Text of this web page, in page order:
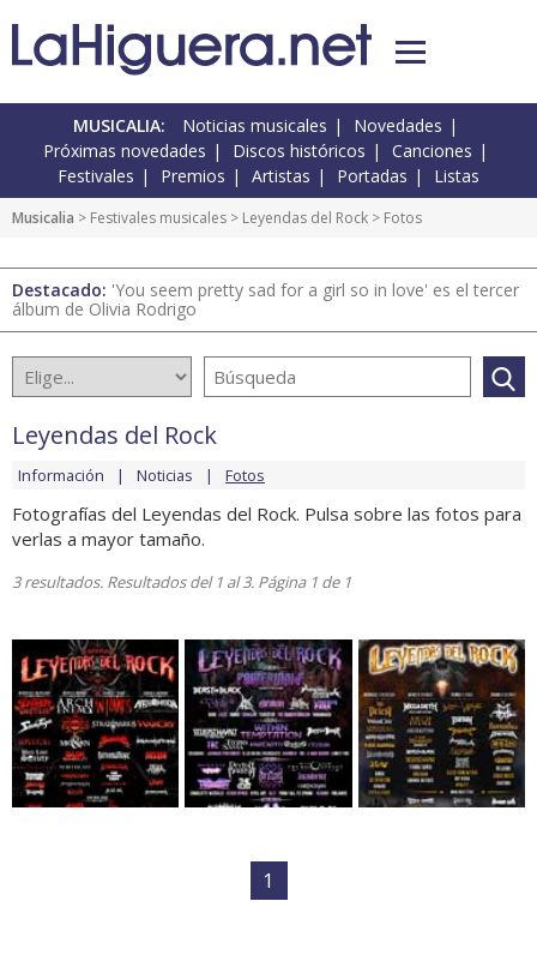
MUSICALIA: Noticias musicales
Novedades
Próximas novedades
Discos históricos
Canciones
Festivales
Premios Artistas Portadas Listas
Musicalia > Festivales musicales > Leyendas del Rock > Fotos
Destacado: 'You seem pretty sad for a girl so in love' es el tercer
álbum de Olivia Rodrigo
Leyendas del Rock
Información Noticias Fotos
Fotografías del Leyendas del Rock. Pulsa sobre las fotos para
verlas a mayor tamaño.
3 resultados. Resultados del 1 al 3. Página 1 de 1
1